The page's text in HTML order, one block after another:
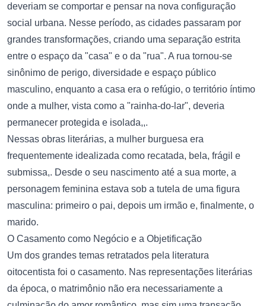
deveriam se comportar e pensar na nova configuração
social urbana. Nesse período, as cidades passaram por
grandes transformações, criando uma separação estrita
entre o espaço da "casa" e o da "rua". A rua tornou-se
sinônimo de perigo, diversidade e espaço público
masculino, enquanto a casa era o refúgio, o território íntimo
onde a mulher, vista como a "rainha-do-lar", deveria
permanecer protegida e isolada,,.
Nessas obras literárias, a mulher burguesa era
frequentemente idealizada como recatada, bela, frágil e
submissa,. Desde o seu nascimento até a sua morte, a
personagem feminina estava sob a tutela de uma figura
masculina: primeiro o pai, depois um irmão e, finalmente, o
marido.
O Casamento como Negócio e a Objetificação
Um dos grandes temas retratados pela literatura
oitocentista foi o casamento. Nas representações literárias
da época, o matrimônio não era necessariamente a